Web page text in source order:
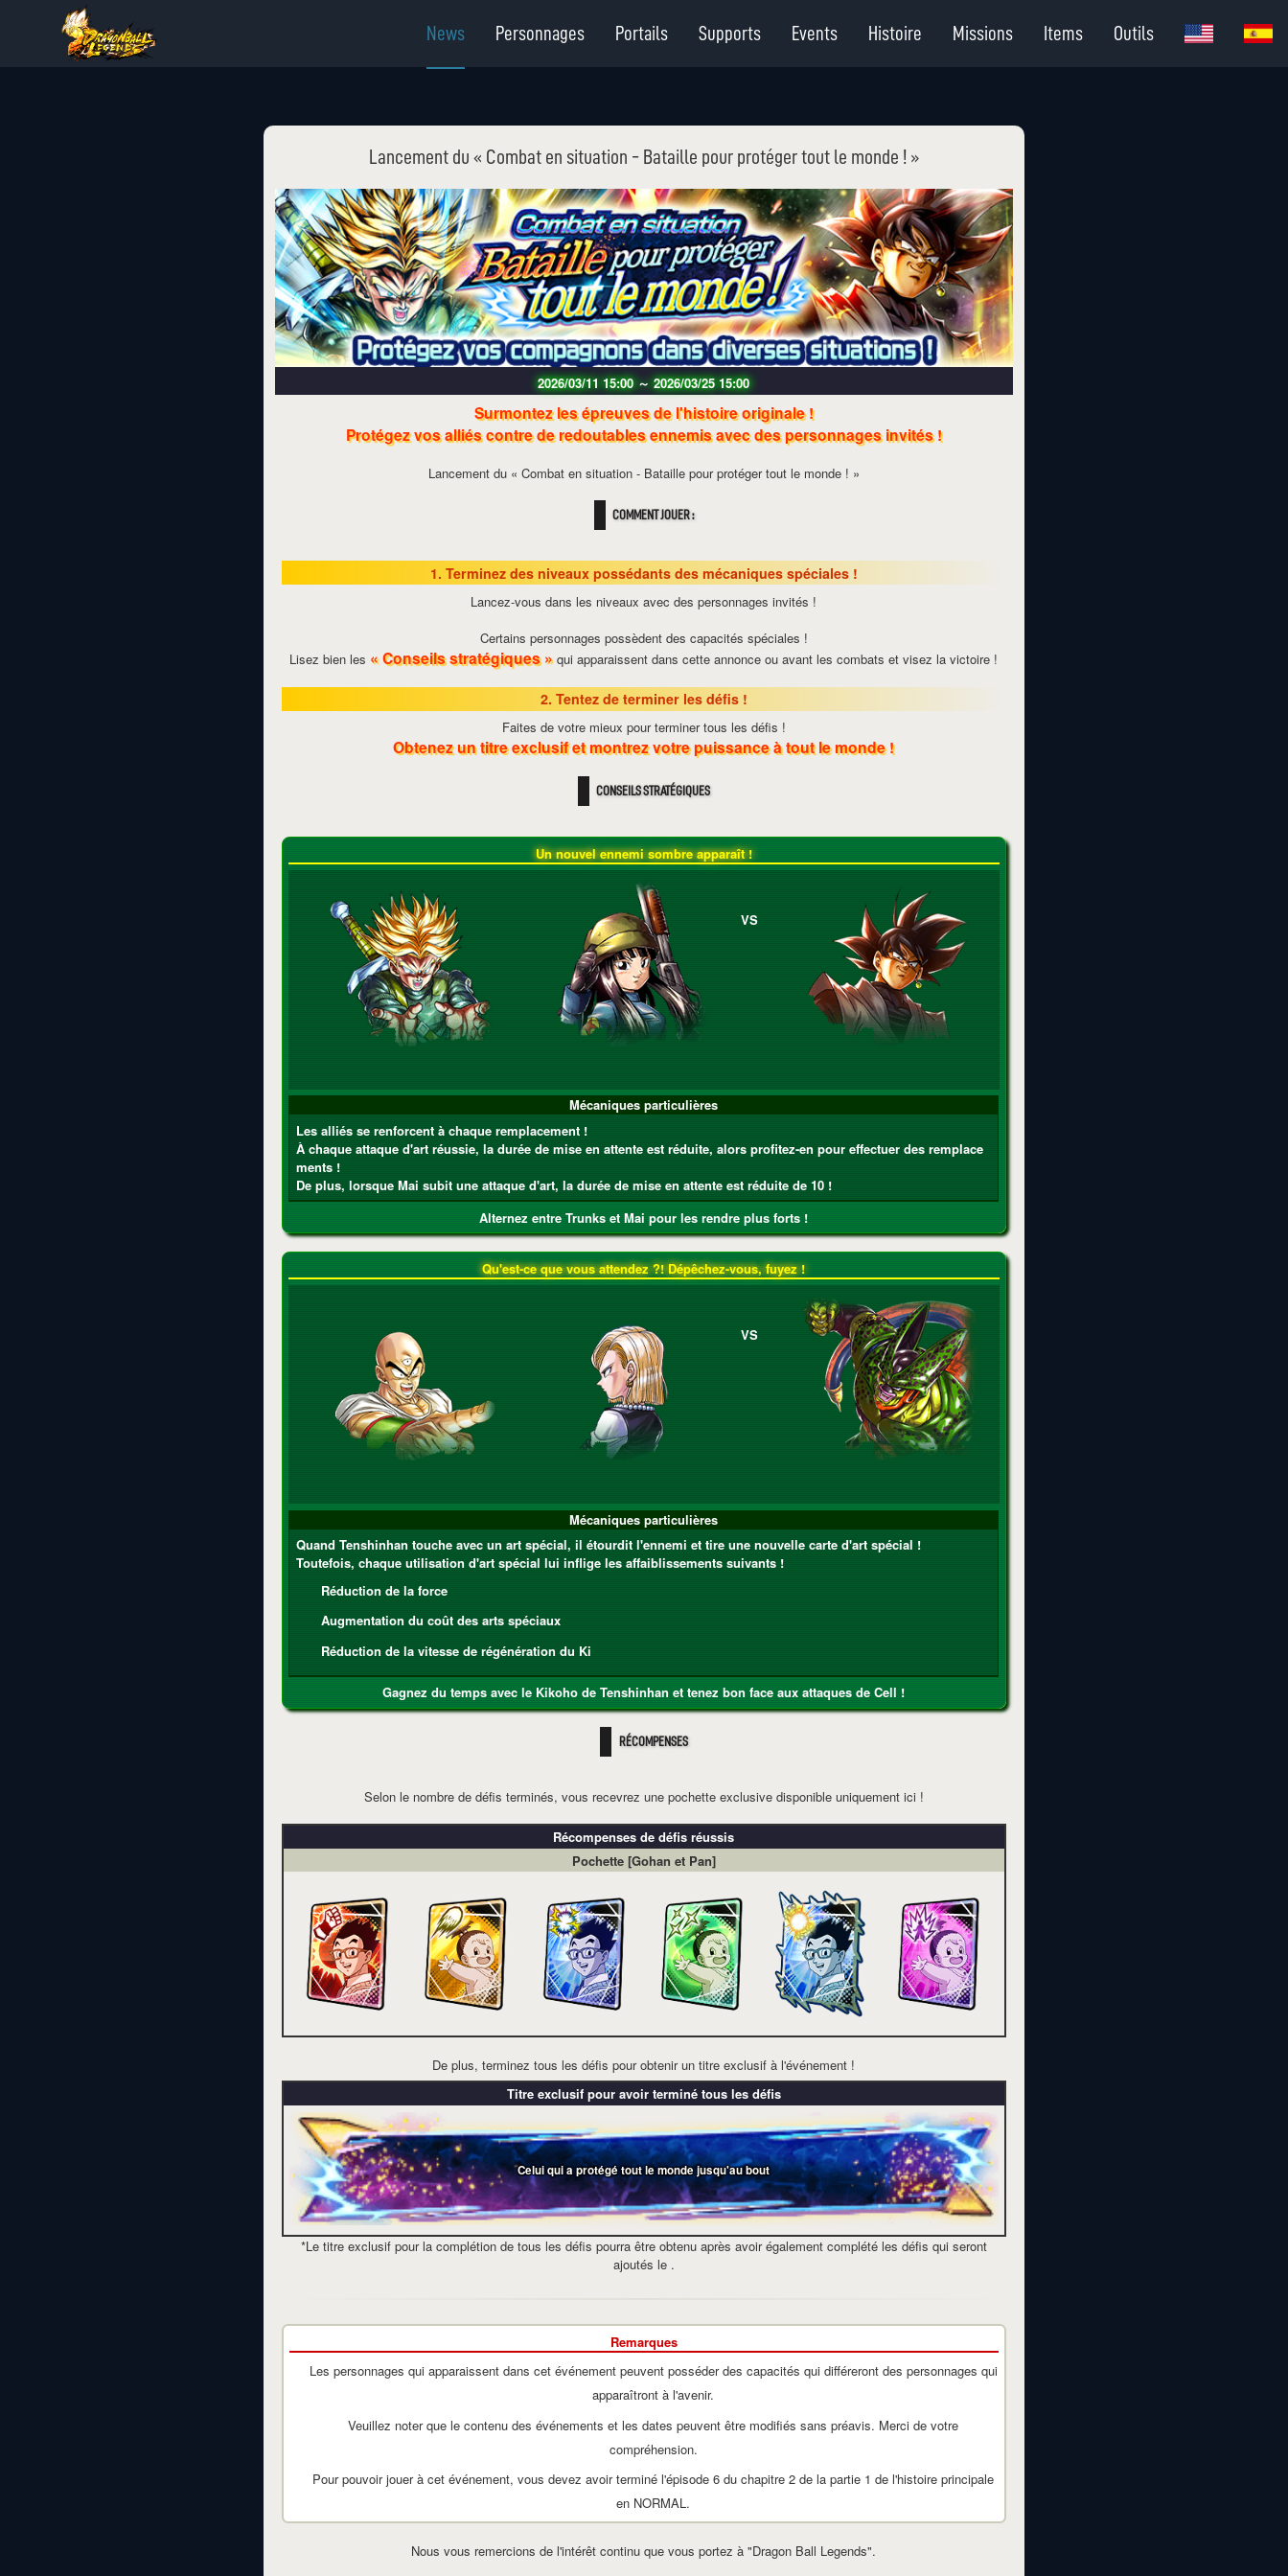
News Personnages Portails Supports Events Histoire Missions Items Outils
Lancement du « Combat en situation - Bataille pour protéger tout le monde ! »
2026/03/11 15:00～2026/03/25 15:00
Surmontez les épreuves de l'histoire originale !
Protégez vos alliés contre de redoutables ennemis avec des personnages invités !
Lancement du « Combat en situation - Bataille pour protéger tout le monde ! »
COMMENT JOUER :
1. Terminez des niveaux possédants des mécaniques spéciales !
Lancez-vous dans les niveaux avec des personnages invités !
Certains personnages possèdent des capacités spéciales !
Lisez bien les « Conseils stratégiques »qui apparaissent dans cette annonce ou avant les combats et visez la victoire !
2. Tentez de terminer les défis !
Faites de votre mieux pour terminer tous les défis !
Obtenez un titre exclusif et montrez votre puissance à tout le monde !
CONSEILS STRATÉGIQUES
Un nouvel ennemi sombre apparaît !
VS
Mécaniques particulières
Les alliés se renforcent à chaque remplacement !
À chaque attaque d'art réussie, la durée de mise en attente est réduite, alors profitez-en pour effectuer des remplace
ments !
De plus, lorsque Mai subit une attaque d'art, la durée de mise en attente est réduite de 10 !
Alternez entre Trunks et Mai pour les rendre plus forts !
Qu'est-ce que vous attendez ?! Dépêchez-vous, fuyez !
VS
Mécaniques particulières
Quand Tenshinhan touche avec un art spécial, il étourdit l'ennemi et tire une nouvelle carte d'art spécial !
Toutefois, chaque utilisation d'art spécial lui inflige les affaiblissements suivants !
Réduction de la force
Augmentation du coût des arts spéciaux
Réduction de la vitesse de régénération du Ki
Gagnez du temps avec le Kikoho de Tenshinhan et tenez bon face aux attaques de Cell !
RÉCOMPENSES
Selon le nombre de défis terminés, vous recevrez une pochette exclusive disponible uniquement ici !
Récompenses de défis réussis
Pochette [Gohan et Pan]
De plus, terminez tous les défis pour obtenir un titre exclusif à l'événement !
Titre exclusif pour avoir terminé tous les défis
Celui qui a protégé tout le monde jusqu'au bout
*Le titre exclusif pour la complétion de tous les défis pourra être obtenu après avoir également complété les défis qui seront
ajoutés le .
Remarques
Les personnages qui apparaissent dans cet événement peuvent posséder des capacités qui différeront des personnages qui
apparaîtront à l'avenir.
Veuillez noter que le contenu des événements et les dates peuvent être modifiés sans préavis. Merci de votre
compréhension.
Pour pouvoir jouer à cet événement, vous devez avoir terminé l'épisode 6 du chapitre 2 de la partie 1 de l'histoire principale
en NORMAL.
Nous vous remercions de l'intérêt continu que vous portez à "Dragon Ball Legends".